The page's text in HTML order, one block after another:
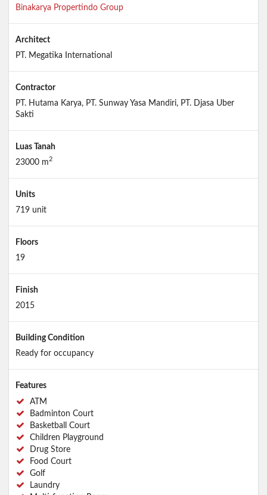
Binakarya Propertindo Group
Architect
PT. Megatika International
Contractor
PT. Hutama Karya, PT. Sunway Yasa Mandiri, PT. Djasa Uber
Sakti
Luas Tanah
23000 m2
Units
719 unit
Floors
19
Finish
2015
Building Condition
Ready for occupancy
Features
ATM
Badminton Court
Basketball Court
Children Playground
Drug Store
Food Court
Golf
Laundry